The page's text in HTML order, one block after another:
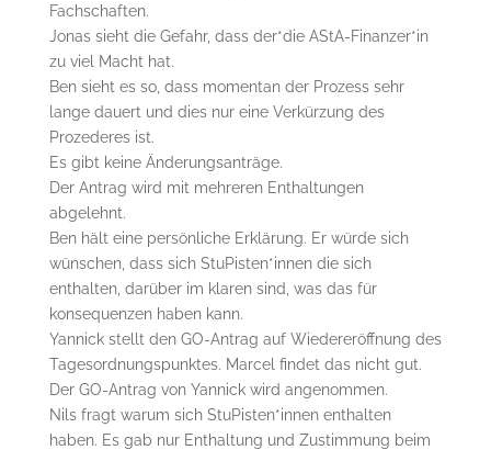
Fachschaften.
Jonas sieht die Gefahr, dass der*die AStA-Finanzer*in
zu viel Macht hat.
Ben sieht es so, dass momentan der Prozess sehr
lange dauert und dies nur eine Verkürzung des
Prozederes ist.
Es gibt keine Änderungsanträge.
Der Antrag wird mit mehreren Enthaltungen
abgelehnt.
Ben hält eine persönliche Erklärung. Er würde sich
wünschen, dass sich StuPisten*innen die sich
enthalten, darüber im klaren sind, was das für
konsequenzen haben kann.
Yannick stellt den GO-Antrag auf Wiedereröffnung des
Tagesordnungspunktes. Marcel findet das nicht gut.
Der GO-Antrag von Yannick wird angenommen.
Nils fragt warum sich StuPisten*innen enthalten
haben. Es gab nur Enthaltung und Zustimmung beim